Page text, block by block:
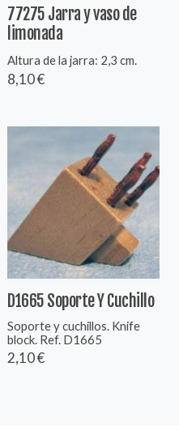
77275 Jarra y vaso de
limonada
Altura de la jarra: 2,3 cm.
8,10 €
D1665 Soporte Y Cuchillo
Soporte y cuchillos. Knife
block. Ref. D1665
2,10 €